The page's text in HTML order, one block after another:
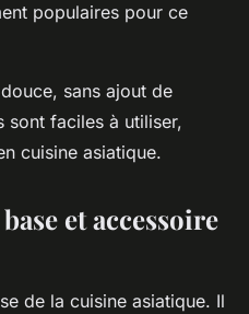
populaires pour ce
sans ajout de
sont faciles à utiliser,
cuisine asiatique.
et accessoire
de la cuisine asiatique. Il